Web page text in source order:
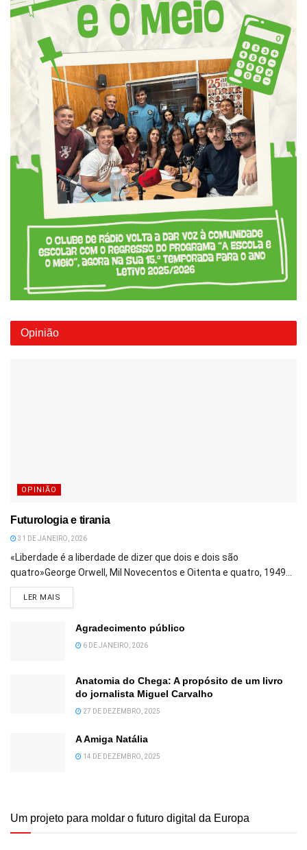
Opinião
OPINIÃO
Futurologia e tirania
31 DE JANEIRO, 2026
«Liberdade é a liberdade de dizer que dois e dois são
quatro»George Orwell, Mil Novecentos e Oitenta e quatro, 1949...
LER MAIS
Agradecimento público
6 DE JANEIRO, 2026
Anatomia do Chega: A propósito de um livro
do jornalista Miguel Carvalho
27 DE DEZEMBRO, 2025
A Amiga Natália
14 DE DEZEMBRO, 2025
Um projeto para moldar o futuro digital da Europa